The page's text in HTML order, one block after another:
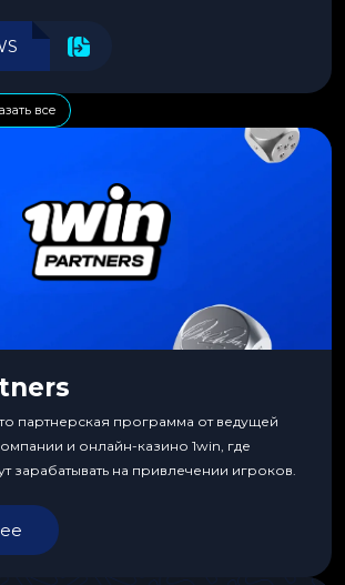
все
партнерская программа от ведущей
и онлайн-казино 1win, где
зарабатывать на привлечении игроков.